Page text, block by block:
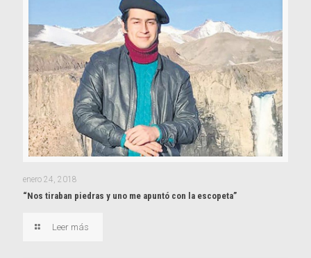
enero 24, 2018
“Nos tiraban piedras y uno me apuntó con la escopeta”
Leer más